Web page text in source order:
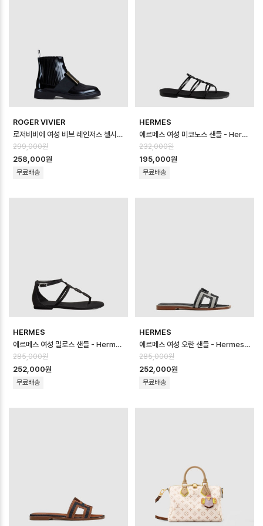
ROGER VIVIER
로저비비에 여성 비브 레인저스 첼시 부티 - Roger Vivier Womens Viv R…
299,000원
258,000원
무료배송
HERMES
에르메스 여성 미코노스 샌들 - Hermes Womens Mykono Sandal - he…
232,000원
195,000원
무료배송
HERMES
에르메스 여성 밀로스 샌들 - Hermes Womens Milos Sandal - hes1…
285,000원
252,000원
무료배송
HERMES
에르메스 여성 오란 샌들 - Hermes Womens Oran Sandal - hes146…
285,000원
252,000원
무료배송